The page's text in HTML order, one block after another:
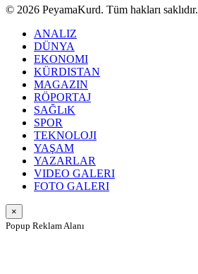
© 2026 PeyamaKurd. Tüm hakları saklıdır.
ANALIZ
DÜNYA
EKONOMI
KÜRDISTAN
MAGAZIN
RÖPORTAJ
SAĞLıK
SPOR
TEKNOLOJI
YAŞAM
YAZARLAR
VIDEO GALERI
FOTO GALERI
×
Popup Reklam Alanı